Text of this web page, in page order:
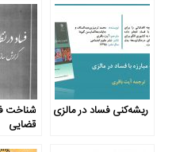
ریشه‌کنی فساد در مالزی
شناخت
قضایی